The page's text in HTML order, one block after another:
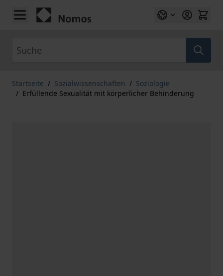
Zum Inhalt springen
Startseite / Sozialwissenschaften / Soziologie
/ Erfüllende Sexualität mit körperlicher Behinderung